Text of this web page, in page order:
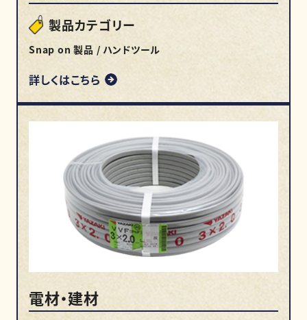
製品カテゴリー
Snap on 製品 / ハンドツール
詳しくはこちら
電材・建材